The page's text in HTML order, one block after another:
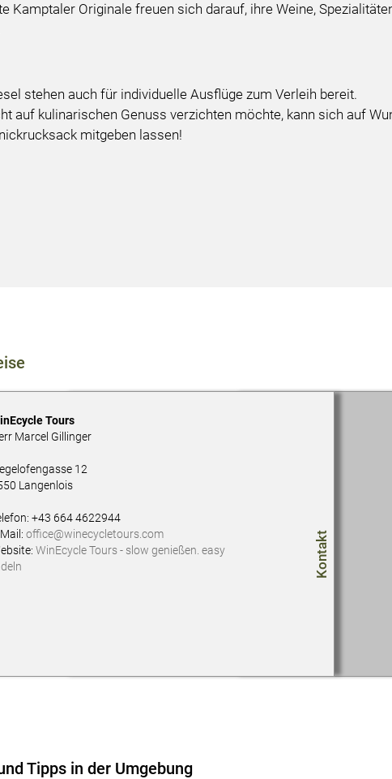
Kamptaler Originale freuen sich darauf, ihre Weine,
stehen auch für individuelle Ausflüge zum Verleih bereit.
auf kulinarischen Genuss verzichten möchte, kann sich auf
mitgeben lassen!
Kontakt
Tours
Marcel Gillinger
12
Langenlois
+43 664 4622944
office@winecycletours.com
WinEcycle Tours - slow genießen. easy
Tipps in der Umgebung